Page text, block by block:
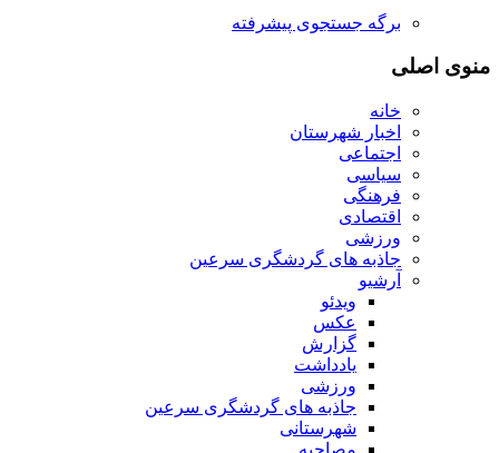
برگه جستجوی پیشرفته
منوی اصلی
خانه
اخبار شهرستان
اجتماعی
سیاسی
فرهنگی
اقتصادی
ورزشی
جاذبه های گردشگری سرعین
آرشیو
ویدئو
عکس
گزارش
یادداشت
ورزشی
جاذبه های گردشگری سرعین
شهرستانی
مصاحبه